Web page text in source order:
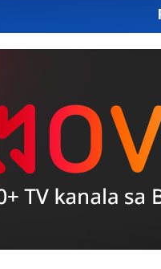
SERBE
Fotografisanje i